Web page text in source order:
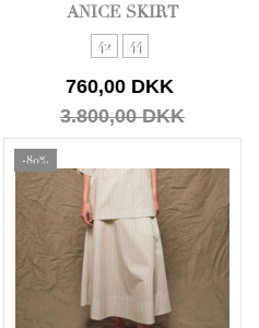
ANICE SKIRT
42 44
760,00 DKK
3.800,00 DKK
-80%